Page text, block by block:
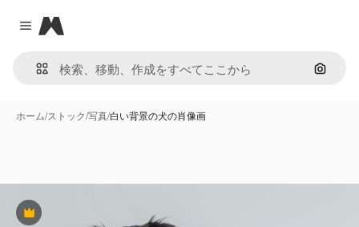
Close menu
Magnific
画像で
ホーム/ストック/写真/白い背景の犬の肖像画
Premium